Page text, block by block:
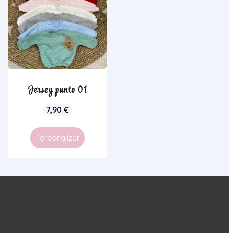
Jersey punto 01
7,90 €
Personalizar